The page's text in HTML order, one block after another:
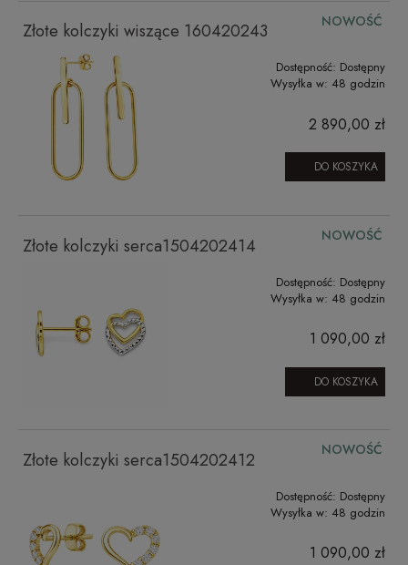
Złote kolczyki wiszące 160420243
Dostępność: Dostępny
Wysyłka w: 48 godzin
2 890,00 zł
DO KOSZYKA
NOWOŚĆ
Złote kolczyki serca1504202414
Dostępność: Dostępny
Wysyłka w: 48 godzin
1 090,00 zł
DO KOSZYKA
NOWOŚĆ
Złote kolczyki serca1504202412
Dostępność: Dostępny
Wysyłka w: 48 godzin
1 090,00 zł
NOWOŚĆ